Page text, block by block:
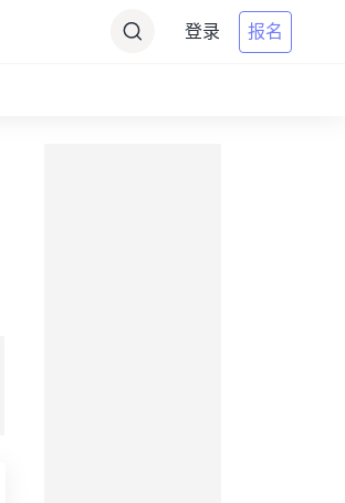
登录 报名